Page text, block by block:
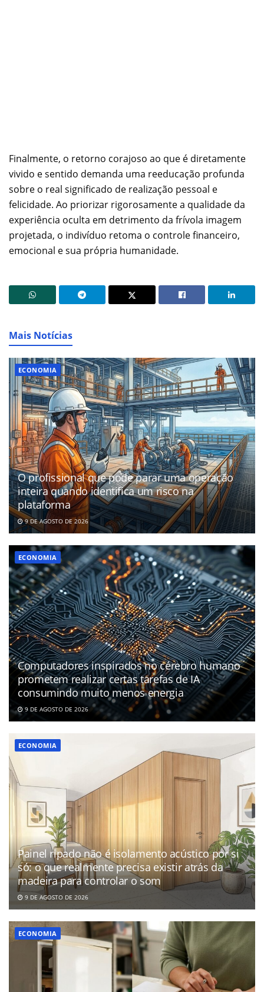
Finalmente, o retorno corajoso ao que é diretamente
vivido e sentido demanda uma reeducação profunda
sobre o real significado de realização pessoal e
felicidade. Ao priorizar rigorosamente a qualidade da
experiência oculta em detrimento da frívola imagem
projetada, o indivíduo retoma o controle financeiro,
emocional e sua própria humanidade.
Mais Notícias
ECONOMIA
O profissional que pode parar uma operação
inteira quando identifica um risco na
plataforma
9 DE AGOSTO DE 2026
ECONOMIA
Computadores inspirados no cérebro humano
prometem realizar certas tarefas de IA
consumindo muito menos energia
9 DE AGOSTO DE 2026
ECONOMIA
Painel ripado não é isolamento acústico por si
só: o que realmente precisa existir atrás da
madeira para controlar o som
9 DE AGOSTO DE 2026
ECONOMIA